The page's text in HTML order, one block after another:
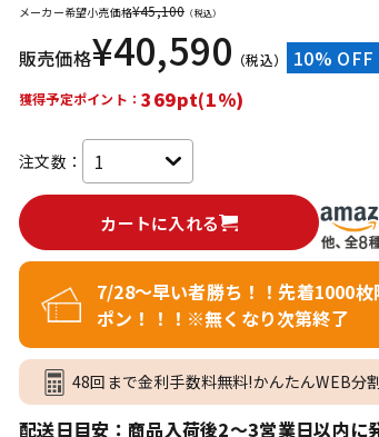
メーカー希望小売価格¥45,100 （税込）
販売価格¥40,590 （税込） 10% OFF
獲得予定ポイント：369pt(1%)
注文数：
カートに入れる
7/28～早い者勝ち！！先着1000枚
ポン！！！※無くなり次第終了
48回まで金利手数料無料!かんたんWEB分
配送日目安：商品入荷後2～3営業日以内に